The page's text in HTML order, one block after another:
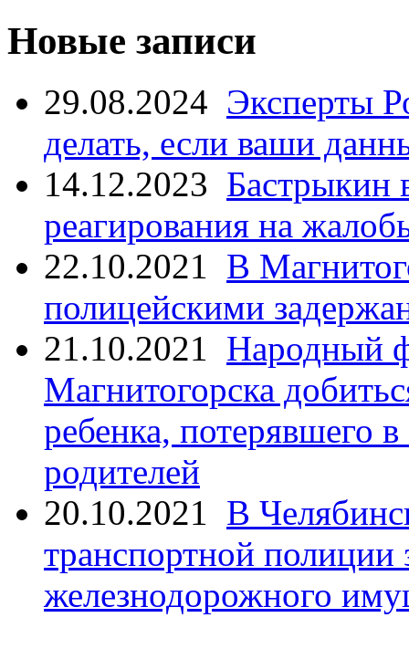
Новые записи
29.08.2024 Эксперты
делать, если ваши
14.12.2023 Бастрыкин
реагирования на
22.10.2021
В
полицейскими
21.10.2021
Народный
Магнитогорска
ребенка, потерявшего
родителей
20.10.2021
В
транспортной
железнодорожного